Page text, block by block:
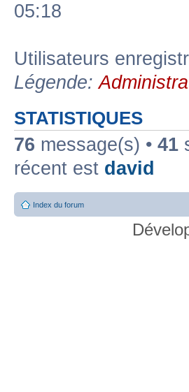
05:18
Utilisateurs
Légende:
STATISTIQUES
76 message(s) • 41
récent est david
Index du forum